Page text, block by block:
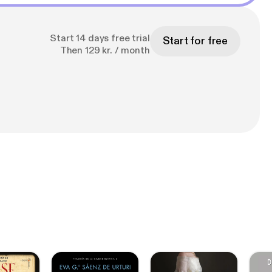
Start 14 days free trial
Then 129 kr. / month
Start for free